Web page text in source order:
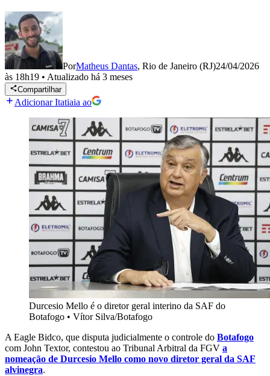
PorMatheus Dantas, Rio de Janeiro (RJ)24/04/2026
às 18h19 • Atualizado há 3 meses
Compartilhar
Adicionar Itatiaia ao
Durcesio Mello é o diretor geral interino da SAF do
Botafogo • Vítor Silva/Botafogo
A Eagle Bidco, que disputa judicialmente o controle do Botafogo
com John Textor, contestou ao Tribunal Arbitral da FGV a
nomeação de Durcesio Mello como novo diretor geral da SAF
alvinegra.